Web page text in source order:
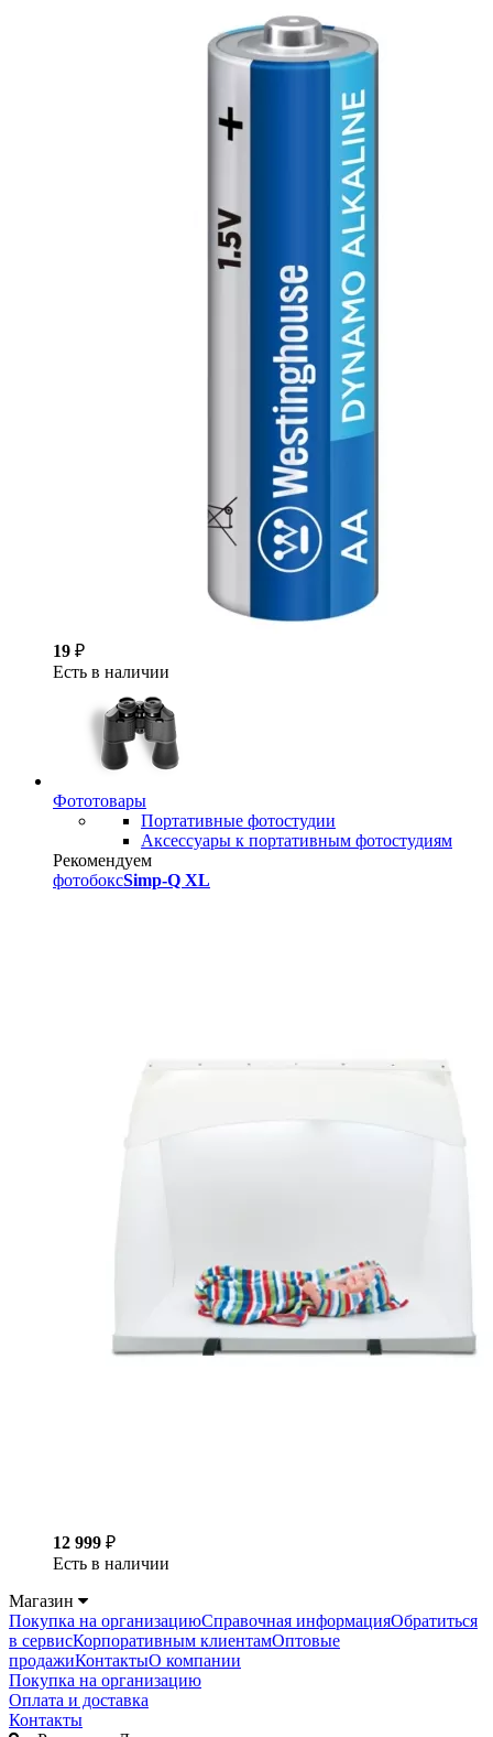
19 ₽
Есть в наличии
Фототовары
Портативные фотостудии
Аксессуары к портативным фотостудиям
Рекомендуем
фотобоксSimp-Q XL
12 999 ₽
Есть в наличии
Магазин
Покупка на организациюСправочная информацияОбратиться
в сервисКорпоративным клиентамОптовые
продажиКонтактыО компании
Покупка на организацию
Оплата и доставка
Контакты